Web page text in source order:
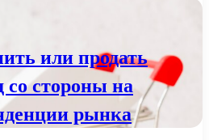
или продать
со стороны на
рынка